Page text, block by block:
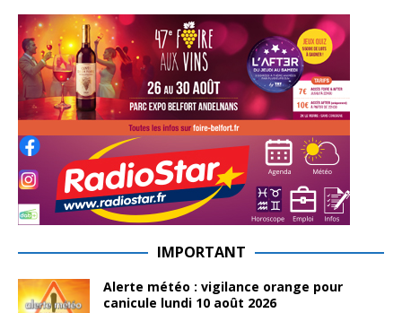
IMPORTANT
Alerte météo : vigilance orange pour
canicule lundi 10 août 2026